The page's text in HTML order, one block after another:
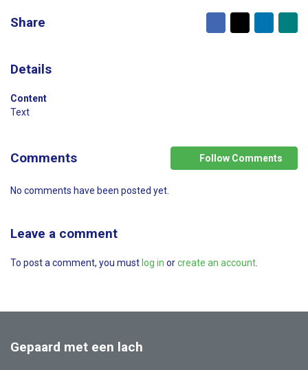
Share
Details
Content
Text
Comments Follow Comments
No comments have been posted yet.
Leave a comment
To post a comment, you must log in orcreate an account
Gepaard met een lach